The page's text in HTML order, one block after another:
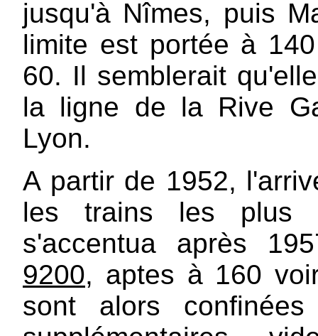
jusqu'à Nîmes, puis
limite est portée à
60. Il semblerait
la ligne de la Rive
Lyon.
A partir de 1952,
les trains les plus
s'accentua après
9200, aptes à 160
sont alors